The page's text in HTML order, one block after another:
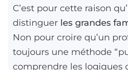
C’est pour cette raison
distinguer les grandes
Non pour croire qu’un
toujours une méthode
comprendre les logiques